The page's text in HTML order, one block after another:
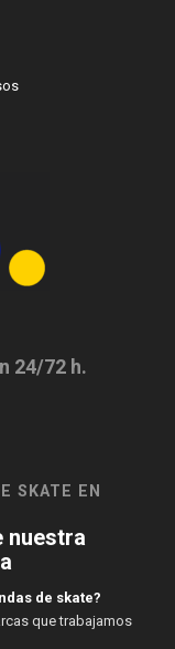
24/72 h.
SKATE EN
nuestra
de skate?
que trabajamos